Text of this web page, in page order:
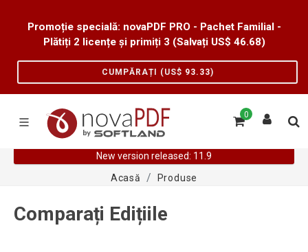
Promoție specială: novaPDF PRO - Pachet Familial -
Plătiți 2 licențe și primiți 3 (Salvați US$ 46.68)
CUMPĂRAȚI (US$ 93.33)
0
New version released: 11.9
Acasă
Produse
Comparați Edițiile